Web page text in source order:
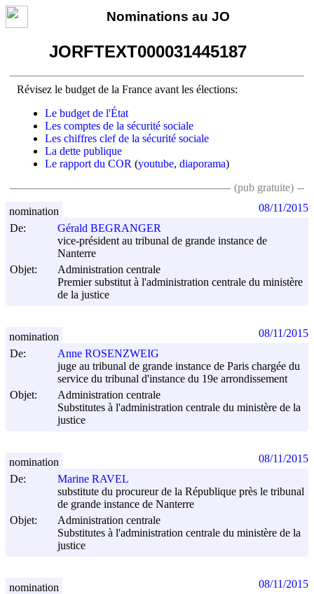
Nominations au JO
JORFTEXT000031445187
Révisez le budget de la France avant les élections:
Le budget de l'État
Les comptes de la sécurité sociale
Les chiffres clef de la sécurité sociale
La dette publique
Le rapport du COR (youtube, diaporama)
(pub gratuite)
De:
Gérald BEGRANGER
vice-président au tribunal de grande instance de
Nanterre
Objet:
Administration centrale
Premier substitut à l'administration centrale du ministère
de la justice
nomination 08/11/2015
De:
Anne ROSENZWEIG
juge au tribunal de grande instance de Paris chargée du
service du tribunal d'instance du 19e arrondissement
Objet:
Administration centrale
Substitutes à l'administration centrale du ministère de la
justice
nomination 08/11/2015
De:
Marine RAVEL
substitute du procureur de la République près le tribunal
de grande instance de Nanterre
Objet:
Administration centrale
Substitutes à l'administration centrale du ministère de la
justice
nomination 08/11/2015
nomination 08/11/2015